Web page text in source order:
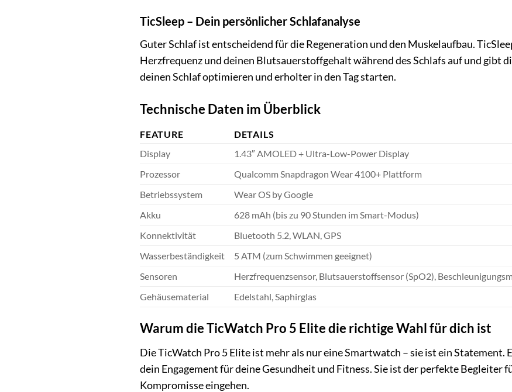
TicSleep – Dein persönlicher Schlafanalyse
Guter Schlaf ist entscheidend für die Regeneration und den Muskelaufbau.
Herzfrequenz und deinen Blutsauerstoffgehalt während des Schlafs auf und gibt
deinen Schlaf optimieren und erholter in den Tag starten.
Technische Daten im Überblick
FEATURE
DETAILS
Display
1.43″ AMOLED + Ultra-Low-Power Display
Prozessor
Qualcomm Snapdragon Wear 4100+ Plattform
Betriebssystem
Wear OS by Google
Akku
628 mAh (bis zu 90 Stunden im Smart-Modus)
Konnektivität
Bluetooth 5.2, WLAN, GPS
Wasserbeständigkeit
5 ATM (zum Schwimmen geeignet)
Sensoren
Herzfrequenzsensor, Blutsauerstoffsensor (SpO2),
Gehäusematerial
Edelstahl, Saphirglas
Warum die TicWatch Pro 5 Elite die richtige Wahl für dich ist
Die TicWatch Pro 5 Elite ist mehr als nur eine Smartwatch – sie ist ein
dein Engagement für deine Gesundheit und Fitness. Sie ist der perfekte Begleiter
Kompromisse eingehen.